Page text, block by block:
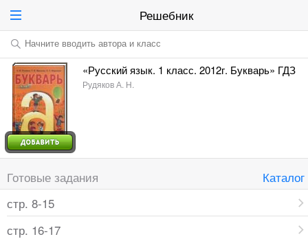
Решебник
Начните вводить автора и класс
«Русский язык. 1 класс. 2012г. Букварь» ГДЗ
Рудяков А. Н.
Готовые задания
Каталог
стр. 8-15
стр. 16-17